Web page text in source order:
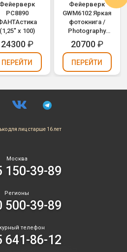
Фейерверк
РС8890
(1,25" х 100)
24300₽
ПЕРЕЙТИ
Фейерверк
GWM6102 Яркая
фотокнига /
Photography
Book (1,2" х 100)
20700₽
ПЕРЕЙТИ
для лиц старше 16 лет
Москва
150-39-89
Регионы
500-39-89
телефон
641-86-12